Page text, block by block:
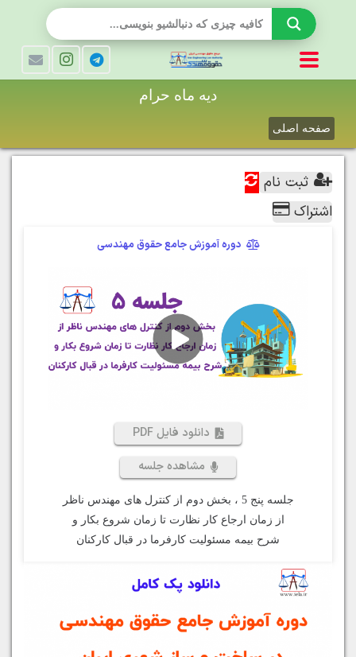
دیه ماه حرام
صفحه اصلی
ثبت نام
اشتراک
دوره آموزش جامع حقوق مهندسی
دانلود فایل PDF
مشاهده جلسه
جلسه پنج 5 ، بخش دوم از کنترل های مهندس ناظر
از زمان ارجاع کار نظارت تا زمان شروع بکار و
شرح بیمه مسئولیت کارفرما در قبال کارکنان